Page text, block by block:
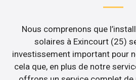
Nous comprenons que
solaires à Exincourt (25)
investissement important pour
cela que, en plus de notre